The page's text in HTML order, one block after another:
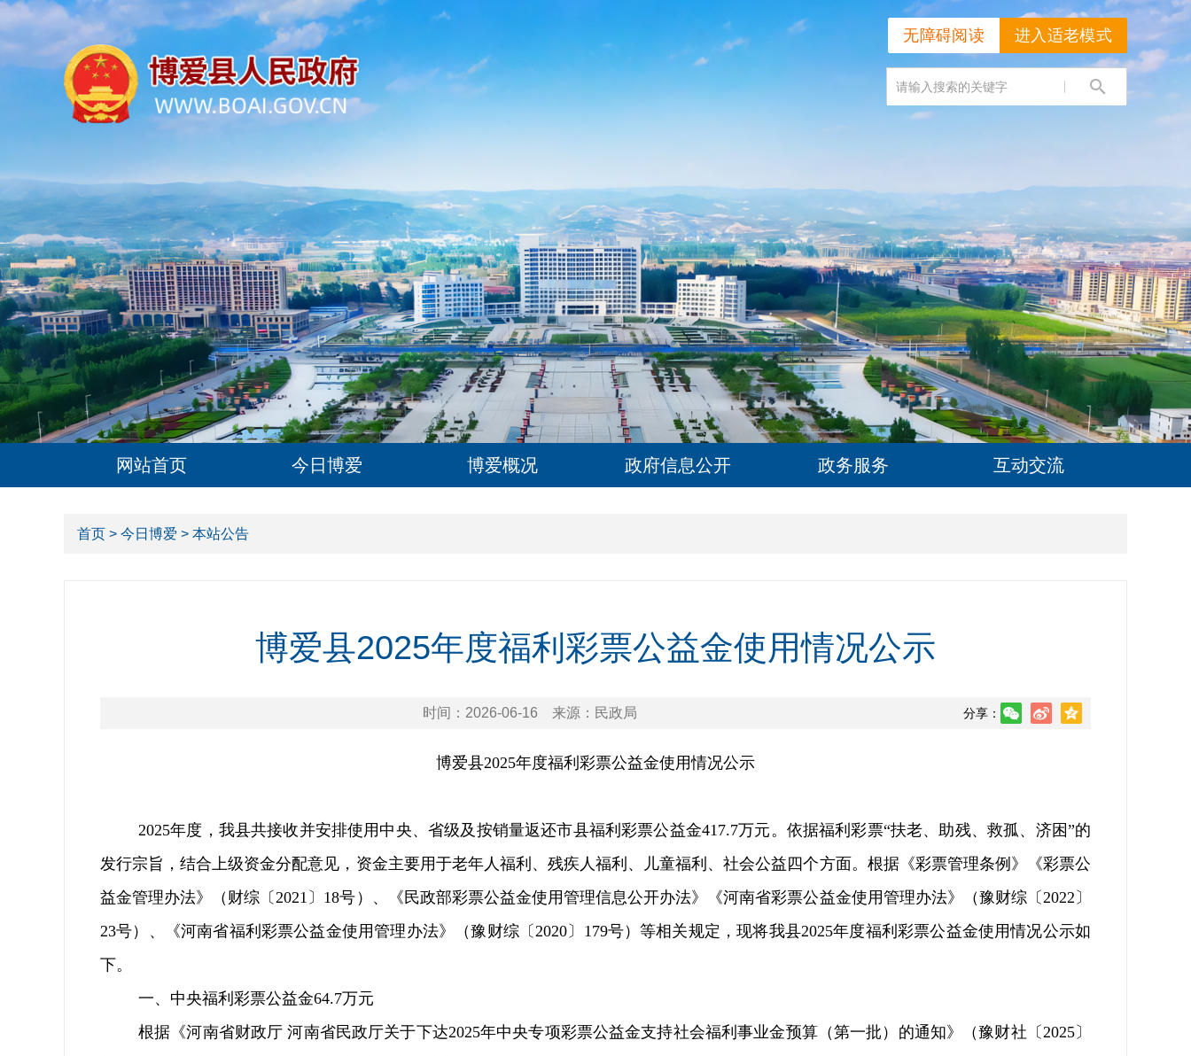
进入适老模式
无障碍阅读
网站首页 今日博爱 博爱概况 政府信息公开 政务服务 互动交流
首页 > 今日博爱 > 本站公告
博爱县2025年度福利彩票公益金使用情况公示
时间：2026-06-16 来源：民政局 分享：
博爱县2025年度福利彩票公益金使用情况公示
2025年度，我县共接收并安排使用中央、省级及按销量返还市县福利彩票公益金417.7万元。 依据福利彩票“扶老、助残、救孤、济困”的
发行宗旨，结合上级资金分配意见， 资金主要用于老年人福利、残疾人福利、儿童福利、社会公益四个方面。根据《彩票管理条例》《彩票公
益金管理办法》（财综〔2021 〕 18号）、《民政部彩票公益金使用管理信息公开办法》《河南省彩票公益金使用管理办法》（豫财综〔 2022 〕
23号）、《河南省福利彩票公益金使用管理办法》（豫财综〔2020 〕 179号）等相关规定，现将我县2025年度福利彩票公益金使用情况公示如
下。
一、 中央福利彩票公益金64.7万元
根据《河南省财政厅 河南省民政厅关于下达2025年中央专项彩票公益金支持社会福利事业金预算（第一批）的通知》（豫财社〔 2025〕